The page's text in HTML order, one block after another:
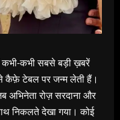
कभी-कभी सबसे बड़ी ख़बरें
कैफ़े टेबल पर जन्म लेती हैं।
अभिनेता रोज़ सरदाना और
निकलते देखा गया। कोई